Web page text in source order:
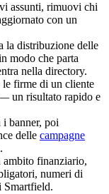
assunti, rimuovi chi
con un
la distribuzione delle
modo che parta
nella directory.
le firme di un cliente
un risultato rapido e
i banner, poi
delle campagne
finanziario,
numeri di
Smartfield.